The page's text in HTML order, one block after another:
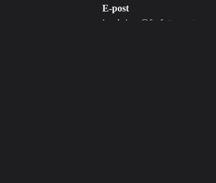
E-post
jagskriver@forfattarcentrum.se